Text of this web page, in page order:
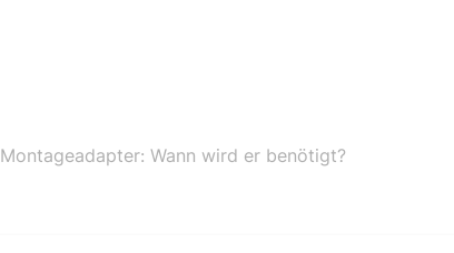
Montageadapter: Wann wird er benötigt?